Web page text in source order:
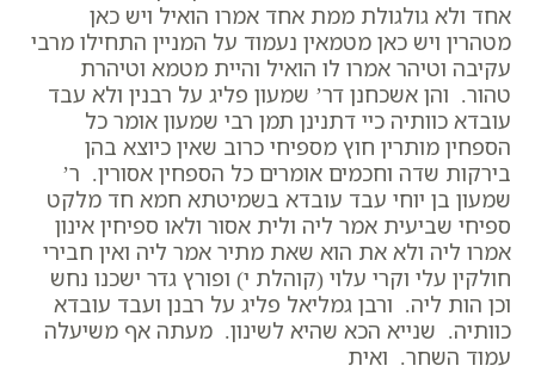
אחד ולא גולגולת ממת אחד אמרו הואיל ויש כאן
מטהרין ויש כאן מטמאין נעמוד על המניין התחילו מרבי
עקיבה וטיהר אמרו לו הואיל והיית מטמא וטיהרת
טהור. והן אשכחנן דר’ שמעון פליג על רבנין ולא עבד
עובדא כוותיה כיי דתנינן תמן רבי שמעון אומר כל
הספחין מותרין חוץ מספיחי כרוב שאין כיוצא בהן
בירקות שדה וחכמים אומרים כל הספחין אסורין. ר’
שמעון בן יוחי עבד עובדא בשמיטתא חמא חד מלקט
ספיחי שביעית אמר ליה ולית אסור ולאו ספיחין אינון
אמרו ליה ולא את הוא שאת מתיר אמר ליה ואין חבירי
חולקין עלי וקרי עלוי (קוהלת י) ופורץ גדר ישכנו נחש
וכן הות ליה. ורבן גמליאל פליג על רבנן ועבד עובדא
כוותיה. שנייא הכא שהיא לשינון. מעתה אף משיעלה
עמוד השחר. ואית